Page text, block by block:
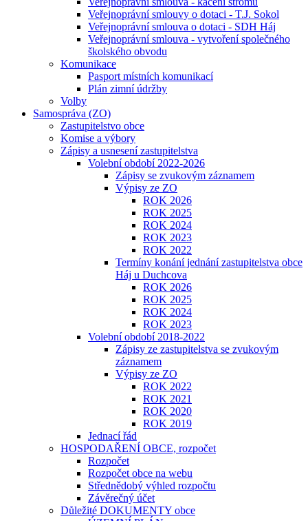
Veřejnoprávní smlouvy o dotaci - T.J. Sokol
Veřejnoprávní smlouva o dotaci - SDH Háj
Veřejnoprávní smlouva - vytvoření společného
školského obvodu
Komunikace
Pasport místních komunikací
Plán zimní údržby
Volby
Samospráva (ZO)
Zastupitelstvo obce
Komise a výbory
Zápisy a usnesení zastupitelstva
Volební období 2022-2026
Zápisy se zvukovým záznamem
Výpisy ze ZO
ROK 2026
ROK 2025
ROK 2024
ROK 2023
​​​​​ROK 2022
Termíny konání jednání zastupitelstva obce
Háj u Duchcova
ROK 2026
ROK 2025
ROK 2024
ROK 2023
Volební období 2018-2022
Zápisy ze zastupitelstva se zvukovým
záznamem
Výpisy ze ZO
ROK 2022
ROK 2021
ROK 2020
ROK 2019
Jednací řád
HOSPODAŘENÍ OBCE, rozpočet
Rozpočet
Rozpočet obce na webu
Střednědobý výhled rozpočtu
Závěrečný účet
Důležité DOKUMENTY obce